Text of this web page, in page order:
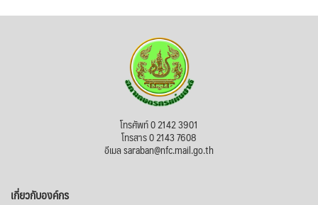
โทรศัพท์ 0 2142 3901
โทรสาร 0 2143 7608
อีเมล saraban@nfc.mail.go.th
เกี่ยวกับองค์กร